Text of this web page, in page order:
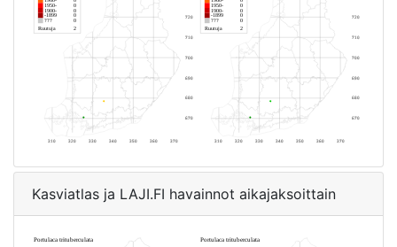
Kasviatlas ja LAJI.FI havainnot aikajaksoittain